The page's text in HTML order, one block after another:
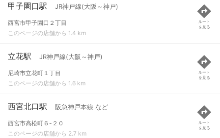
甲子園口駅 JR神戸線(大阪～神戸)
西宮市甲子園口２丁目
このページの店舗から 1.4 km
ルート
を見る
立花駅 JR神戸線(大阪～神戸)
尼崎市立花町１丁目
このページの店舗から 1.6 km
ルート
を見る
西宮北口駅 阪急神戸本線 など
西宮市高松町６-２０
このページの店舗から 2.7 km
ルート
を見る